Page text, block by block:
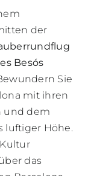
der
Besós
Sie
mit ihren
und dem
luftiger Höhe.
das